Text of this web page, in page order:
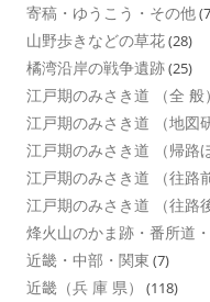
寄稿・ゆうこう・その他
山野歩きなどの草花(28)
橘湾沿岸の戦争遺跡(25)
江戸期のみさき道 （全 般）
江戸期のみさき道 （地図
江戸期のみさき道 （帰路
江戸期のみさき道 （往路
江戸期のみさき道 （往路
烽火山のかま跡・番所道
近畿・中部・関東 (7)
近畿（兵 庫 県） (118)